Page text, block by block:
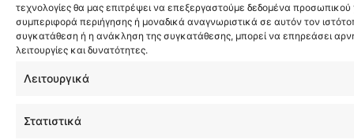
τεχνολογίες θα μας επιτρέψει να επεξεργαστούμε δεδομένα
συμπεριφορά περιήγησης ή μοναδικά αναγνωριστικά σε αυτόν τον
συγκατάθεση ή η ανάκληση της συγκατάθεσης, μπορεί να επηρεάσει
λειτουργίες και δυνατότητες.
Λειτουργικά
Στατιστικά